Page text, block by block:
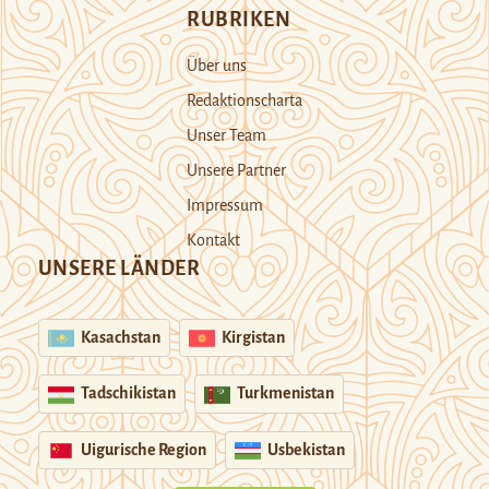
RUBRIKEN
Über uns
Redaktionscharta
Unser Team
Unsere Partner
Impressum
Kontakt
UNSERE LÄNDER
Kasachstan Kirgistan
Tadschikistan Turkmenistan
Uigurische Region Usbekistan